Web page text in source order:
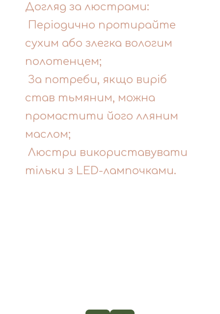
Догляд за люстрами:
Періодично протирайте
сухим або злегка вологим
полотенцем;
За потреби, якщо виріб
став тьмяним, можна
промастити його лляним
маслом;
Люстри використавувати
тільки з LED-лампочками.